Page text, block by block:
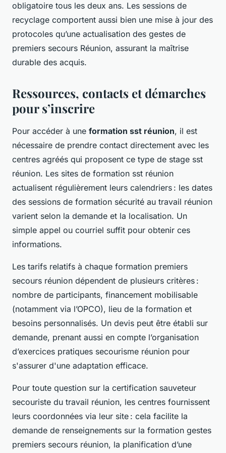
obligatoire tous les deux ans. Les sessions de
recyclage comportent aussi bien une mise à jour des
protocoles qu’une actualisation des gestes de
premiers secours Réunion, assurant la maîtrise
durable des acquis.
Ressources, contacts et démarches
pour s’inscrire
Pour accéder à une formation sst réunion, il est
nécessaire de prendre contact directement avec les
centres agréés qui proposent ce type de stage sst
réunion. Les sites de formation sst réunion
actualisent régulièrement leurs calendriers : les dates
des sessions de formation sécurité au travail réunion
varient selon la demande et la localisation. Un
simple appel ou courriel suffit pour obtenir ces
informations.
Les tarifs relatifs à chaque formation premiers
secours réunion dépendent de plusieurs critères :
nombre de participants, financement mobilisable
(notamment via l’OPCO), lieu de la formation et
besoins personnalisés. Un devis peut être établi sur
demande, prenant aussi en compte l’organisation
d’exercices pratiques secourisme réunion pour
s'assurer d'une adaptation efficace.
Pour toute question sur la certification sauveteur
secouriste du travail réunion, les centres fournissent
leurs coordonnées via leur site : cela facilite la
demande de renseignements sur la formation gestes
premiers secours réunion, la planification d’une